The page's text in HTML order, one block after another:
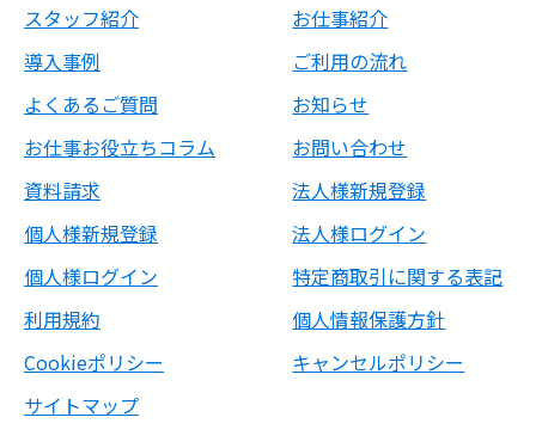
スタッフ紹介
お仕事紹介
導入事例
ご利用の流れ
よくあるご質問
お知らせ
お仕事お役立ちコラム
お問い合わせ
資料請求
法人様新規登録
個人様新規登録
法人様ログイン
個人様ログイン
特定商取引に関する表記
利用規約
個人情報保護方針
Cookieポリシー
キャンセルポリシー
サイトマップ